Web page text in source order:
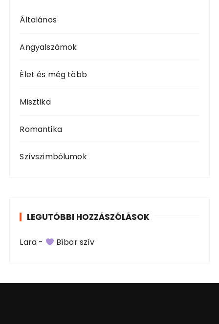
Általános
Angyalszámok
Èlet és még több
Misztika
Romantika
Szívszimbólumok
LEGUTÓBBI HOZZÁSZÓLÁSOK
Lara - Bíbor szív